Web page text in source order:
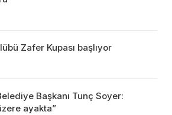
Zafer Kupası başlıyor
Başkanı Tunç Soyer:
ayakta”